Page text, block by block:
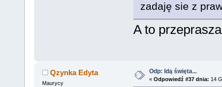
zadaję sie z
A to
Qzynka Edyta
Maurycy
Odp: Idą święta...
« Odpowiedź #37 dnia: 14